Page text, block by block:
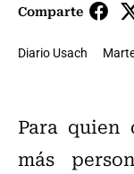
Comparte
Diario Usach
Para quien
más